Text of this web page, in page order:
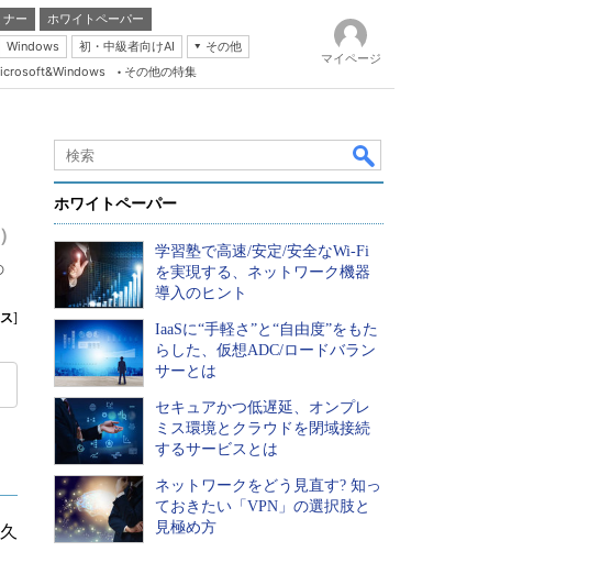
ナー
ホワイトペーパー
Windows 初・中級者向けAI
その他
& Storage
Expert
of IP Network
& Trust
& Tools
その他の特集
マイページ
]
ホワイトペーパー
学習塾で高速/安定/安全なWi-Fi
を実現する、ネットワーク機器
導入のヒント
IaaSに“手軽さ”と“自由度”をもた
らした、仮想ADC/ロードバラン
サーとは
セキュアかつ低遅延、オンプレ
ミス環境とクラウドを閉域接続
するサービスとは
ネットワークをどう見直す? 知っ
ておきたい「VPN」の選択肢と
見極め方